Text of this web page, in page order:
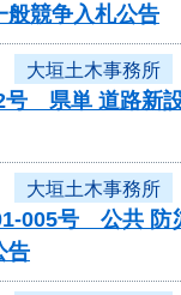
般競争入札公告
大垣土木事務所
号 県単 道路新
大垣土木事務所
005号 公共
告